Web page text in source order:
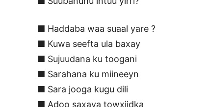
■ Haddaba waa suaal yare ?
■ Kuwa seefta ula baxay
■ Sujuudana ku toogani
■ Sarahana ku miineeyn
■ Sara jooga kugu dili
■ Adoo saxaya towxiidka